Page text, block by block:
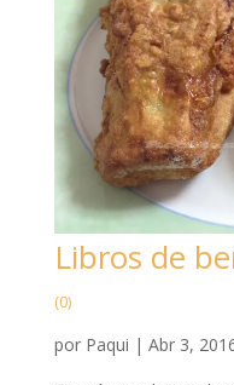
Libros de
(0)
por Paqui | Abr 3,